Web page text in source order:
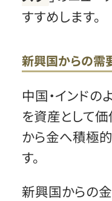
すすめします。
新興国からの需
中国・インド
を資産として
から金へ積極
す。
新興国からの